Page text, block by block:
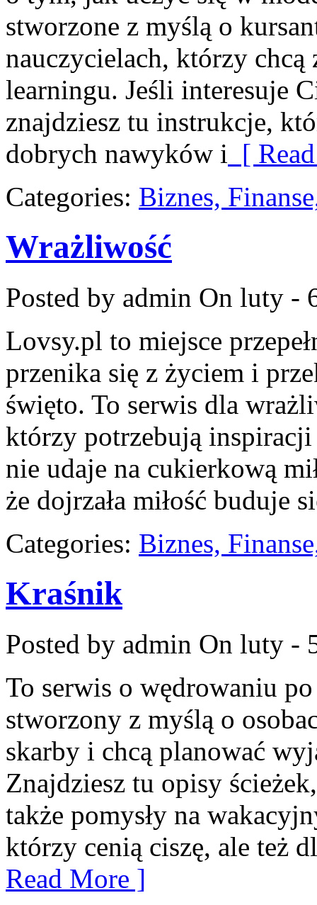
stworzone z myślą o
nauczycielach, którzy chcą
learningu. Jeśli interesuje
znajdziesz tu instrukcje,
dobrych nawyków i [
Categories: Biznes,
Wrażliwość
Posted by admin On luty -
Lovsy.pl to miejsce
przenika się z życiem i
święto. To serwis dla
którzy potrzebują
nie udaje na cukierkową
że dojrzała miłość buduje
Categories: Biznes,
Kraśnik
Posted by admin On luty -
To serwis o wędrowaniu
stworzony z myślą o
skarby i chcą planować
Znajdziesz tu opisy
także pomysły na
którzy cenią ciszę, ale też
Read More ]